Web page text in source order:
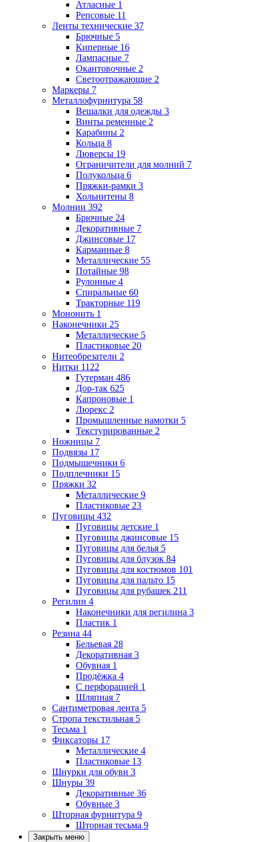
Атласные 1
Репсовые 11
Ленты технические 37
Брючные 5
Киперные 16
Лампасные 7
Окантовочные 2
Светоотражающие 2
Маркеры 7
Металлофурнитура 58
Вешалки для одежды 3
Винты ременные 2
Карабины 2
Кольца 8
Люверсы 19
Ограничители для молний 7
Полукольца 6
Пряжки-рамки 3
Хольнитены 8
Молнии 392
Брючные 24
Декоративные 7
Джинсовые 17
Карманные 8
Металлические 55
Потайные 98
Рулонные 4
Спиральные 60
Тракторные 119
Мононить 1
Наконечники 25
Металлические 5
Пластиковые 20
Нитеобрезатели 2
Нитки 1122
Гутерман 486
Дор-так 625
Капроновые 1
Люрекс 2
Промышленные намотки 5
Текстурированные 2
Ножницы 7
Подвязы 17
Подмышечники 6
Подплечники 15
Пряжки 32
Металлические 9
Пластиковые 23
Пуговицы 432
Пуговицы детские 1
Пуговицы джинсовые 15
Пуговицы для белья 5
Пуговицы для блузок 84
Пуговицы для костюмов 101
Пуговицы для пальто 15
Пуговицы для рубашек 211
Регилин 4
Наконечники для регилина 3
Пластик 1
Резина 44
Бельевая 28
Декоративная 3
Обувная 1
Продёжка 4
С перфорацией 1
Шляпная 7
Сантиметровая лента 5
Стропа текстильная 5
Тесьма 1
Фиксаторы 17
Металлические 4
Пластиковые 13
Шнурки для обуви 3
Шнуры 39
Декоративные 36
Обувные 3
Шторная фурнитура 9
Шторная тесьма 9
Закрыть меню